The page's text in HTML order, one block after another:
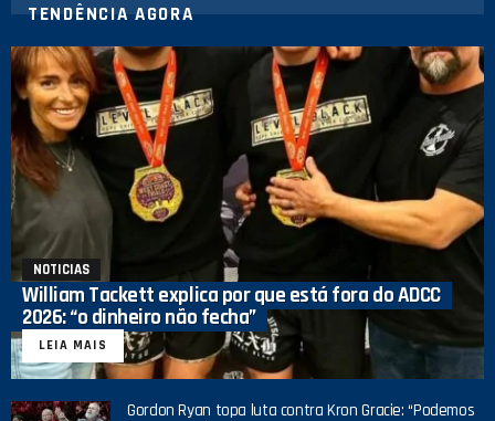
TENDÊNCIA AGORA
NOTICIAS
William Tackett explica por que está fora do ADCC
2026: “o dinheiro não fecha”
LEIA MAIS
Gordon Ryan topa luta contra Kron Gracie: “Podemos